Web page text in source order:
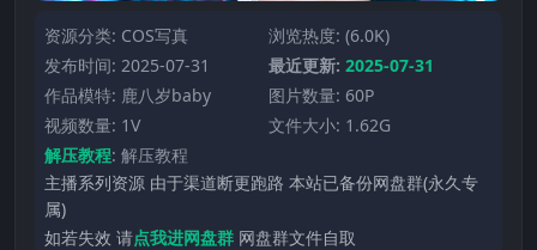
资源分类: COS写真
浏览热度: (6.0K)
发布时间: 2025-07-31
最近更新: 2025-07-31
作品模特: 鹿八岁baby
图片数量: 60P
视频数量: 1V
文件大小: 1.62G
解压教程: 解压教程
主播系列资源 由于渠道断更跑路 本站已备份网盘群(永久专
属)
如若失效 请点我进网盘群 网盘群文件自取